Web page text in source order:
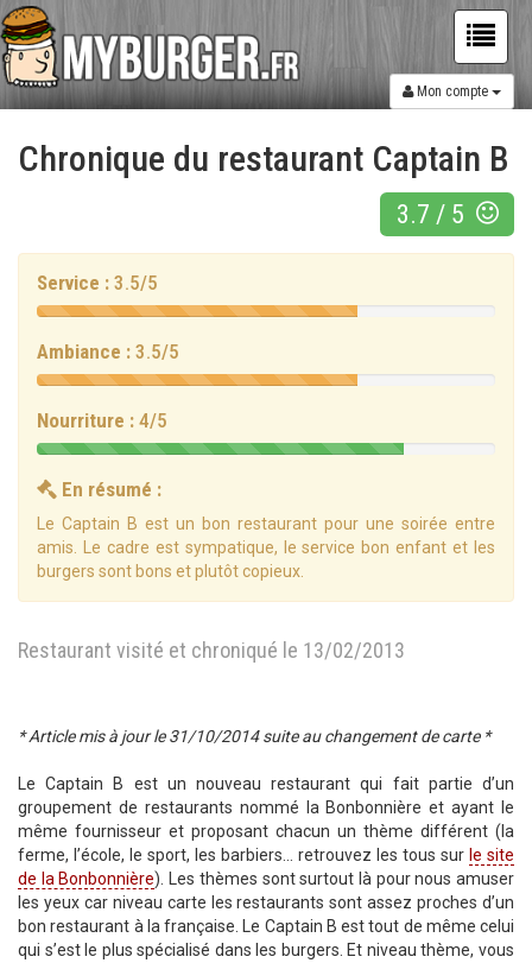
Mon compte
Chronique du restaurant Captain B
3.7 / 5
Service : 3.5/5
3.5/5
Ambiance : 3.5/5
3.5/5
Nourriture : 4/5
4/5
En résumé :
Le Captain B est un bon restaurant pour une soirée entre
amis. Le cadre est sympatique, le service bon enfant et les
burgers sont bons et plutôt copieux.
Restaurant visité et chroniqué le 13/02/2013
* Article mis à jour le 31/10/2014 suite au changement de carte *
Le Captain B est un nouveau restaurant qui fait partie d’un
groupement de restaurants nommé la Bonbonnière et ayant le
même fournisseur et proposant chacun un thème différent (la
ferme, l’école, le sport, les barbiers… retrouvez les tous sur le site
de la Bonbonnière). Les thèmes sont surtout là pour nous amuser
les yeux car niveau carte les restaurants sont assez proches d’un
bon restaurant à la française. Le Captain B est tout de même celui
qui s’est le plus spécialisé dans les burgers. Et niveau thème, vous